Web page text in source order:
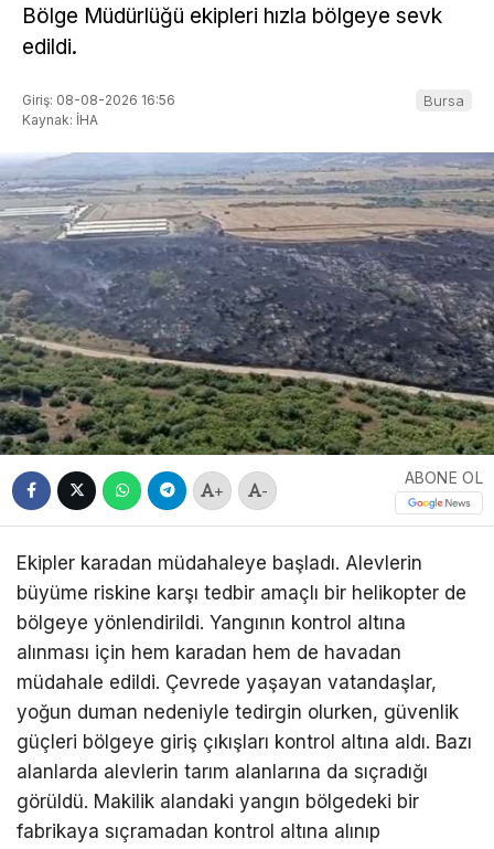
Bölge Müdürlüğü ekipleri hızla bölgeye sevk
edildi.
Giriş: 08-08-2026 16:56
Kaynak: İHA
Bursa
+ -
ABONE OL
Ekipler karadan müdahaleye başladı. Alevlerin
büyüme riskine karşı tedbir amaçlı bir helikopter de
bölgeye yönlendirildi. Yangının kontrol altına
alınması için hem karadan hem de havadan
müdahale edildi. Çevrede yaşayan vatandaşlar,
yoğun duman nedeniyle tedirgin olurken, güvenlik
güçleri bölgeye giriş çıkışları kontrol altına aldı. Bazı
alanlarda alevlerin tarım alanlarına da sıçradığı
görüldü. Makilik alandaki yangın bölgedeki bir
fabrikaya sıçramadan kontrol altına alınıp